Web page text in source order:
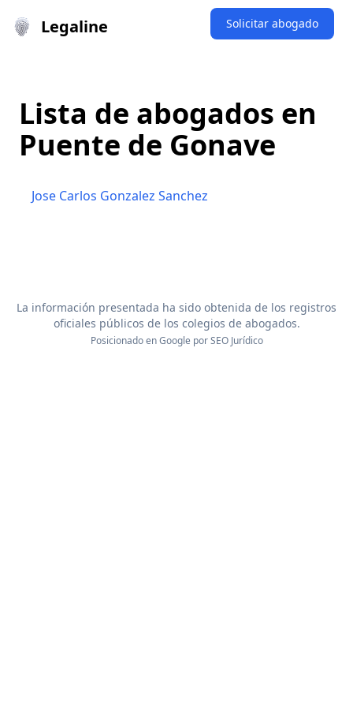
Legaline Solicitar abogado
Lista de abogados en
Puente de Gonave
Jose Carlos Gonzalez Sanchez
La información presentada ha sido obtenida de los registros
oficiales públicos de los colegios de abogados.
Posicionado en Google porSEO Jurídico